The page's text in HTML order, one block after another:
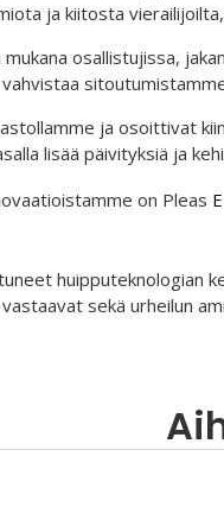
ja kiitosta
mukana osallistujissa,
ja osoittivat
lisää päivityksiä ja
on Pleas
huipputeknologian
sekä urheilun